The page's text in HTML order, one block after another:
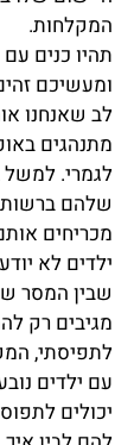
המקלחות.
תהיו כנים
ומעשיכם
לב שאנחנו
מתנהגים
לגמרי.
שלהם
מכריחים
ילדים לא
שבין המסר
מגיבים רק
לתפיסתי,
עם ילדים
יכולים